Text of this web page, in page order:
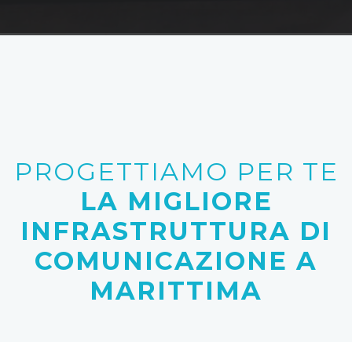
PROGETTIAMO PER TE
LA MIGLIORE
INFRASTRUTTURA DI
COMUNICAZIONE A
MARITTIMA